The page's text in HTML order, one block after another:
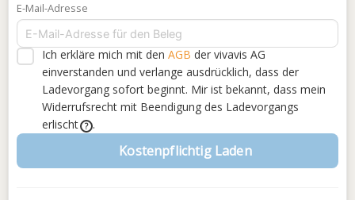
E-Mail-Adresse
Ich erkläre mich mit den AGB der vivavis AG
einverstanden und verlange ausdrücklich, dass der
Ladevorgang sofort beginnt. Mir ist bekannt, dass mein
Widerrufsrecht mit Beendigung des Ladevorgangs
erlischt
? .
Kostenpflichtig Laden